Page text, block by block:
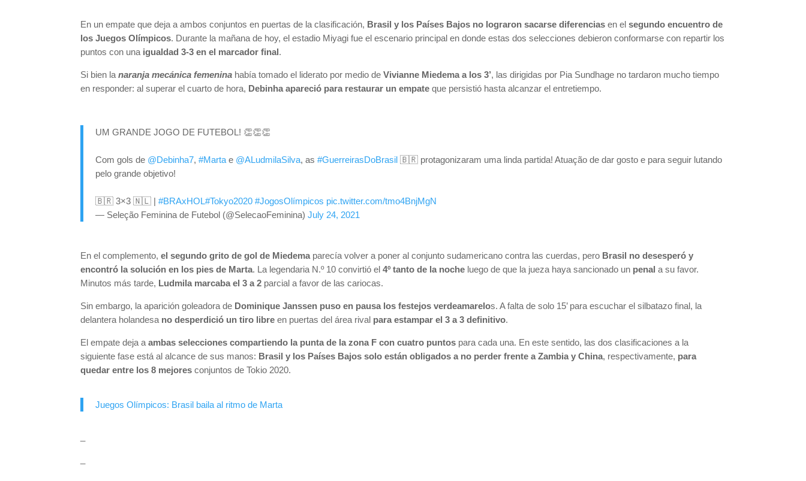
En un empate que deja a ambos conjuntos en puertas de la clasificación, Brasil y los Países Bajos no lograron sacarse diferencias en elsegundo encuentro de
los Juegos Olímpicos. Durante la mañana de hoy, el estadio Miyagi fue el escenario principal en donde estas dos selecciones debieron conformarse con repartir los
puntos con una igualdad 3-3 en el marcador final.
Si bien lanaranja mecánica femenina había tomado el liderato por medio deVivianne Miedema a los 3’, las dirigidas por Pia Sundhage no tardaron mucho tiempo
en responder: al superar el cuarto de hora, Debinha apareció para restaurar un empate que persistió hasta alcanzar el entretiempo.
UM GRANDE JOGO DE FUTEBOL! 👏👏👏
Com gols de @Debinha7,#Marta e @ALudmilaSilva, as#GuerreirasDoBrasil 🇧🇷 protagonizaram uma linda partida! Atuação de dar gosto e para seguir lutando
pelo grande objetivo!
🇧🇷 3×3 🇳🇱 |#BRAxHOL#Tokyo2020 #JogosOlímpicos pic.twitter.com/tmo4BnjMgN
— Seleção Feminina de Futebol (@SelecaoFeminina)July 24, 2021
En el complemento,el segundo grito de gol de Miedema parecía volver a poner al conjunto sudamericano contra las cuerdas, pero Brasil no desesperó y
encontró la solución en los pies de Marta. La legendaria N.º 10 convirtió el4º tanto de la noche luego de que la jueza haya sancionado un penal a su favor.
Minutos más tarde, Ludmila marcaba el 3 a 2 parcial a favor de las cariocas.
Sin embargo, la aparición goleadora de Dominique Janssen puso en pausa los festejos verdeamarelos. A falta de solo 15’ para escuchar el silbatazo final, la
delantera holandesa no desperdició un tiro libre en puertas del área rival para estampar el 3 a 3 definitivo.
El empate deja a ambas selecciones compartiendo la punta de la zona F con cuatro puntos para cada una. En este sentido, las dos clasificaciones a la
siguiente fase está al alcance de sus manos: Brasil y los Países Bajos solo están obligados a no perder frente a Zambia y China, respectivamente, para
quedar entre los 8 mejores conjuntos de Tokio 2020.
Juegos Olímpicos: Brasil baila al ritmo de Marta